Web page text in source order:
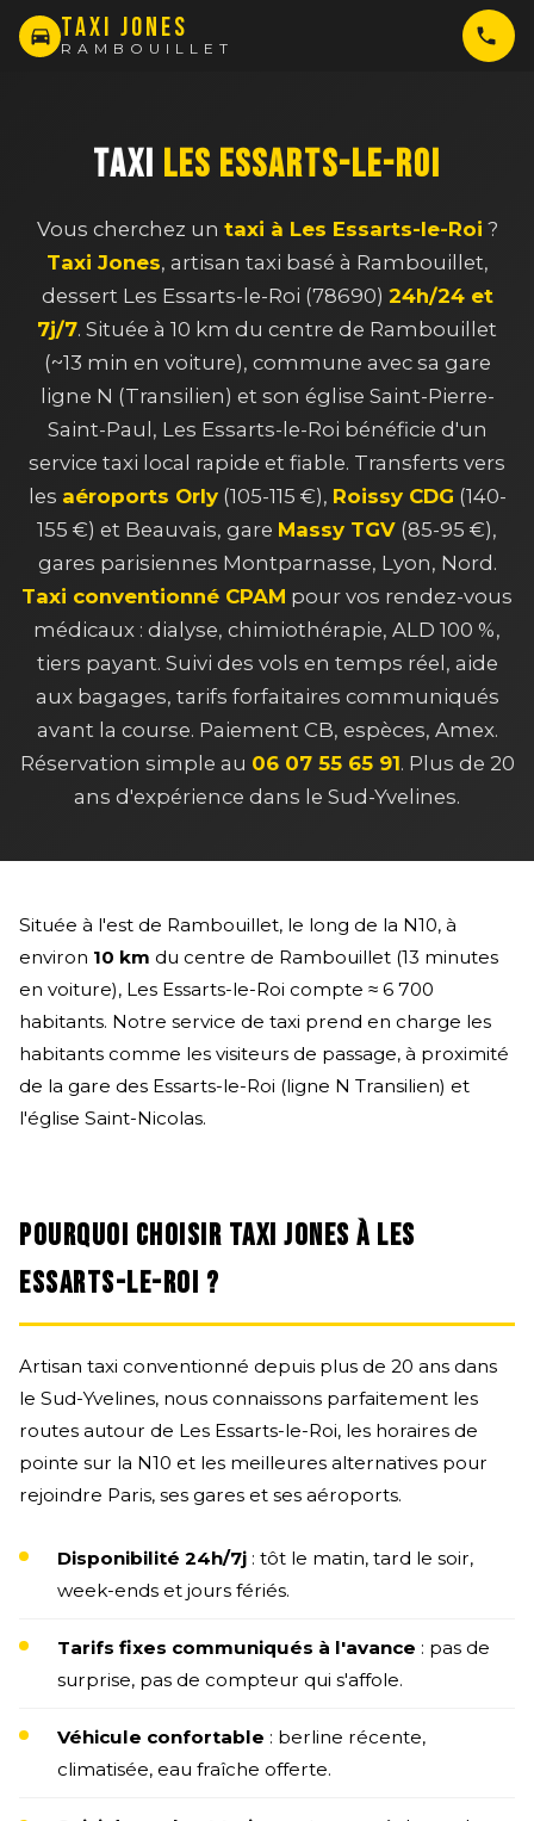
TAXI JONES
RAMBOUILLET
TAXI LES ESSARTS-LE-ROI
Vous cherchez un taxi à Les Essarts-le-Roi ?
Taxi Jones, artisan taxi basé à Rambouillet,
dessert Les Essarts-le-Roi (78690) 24h/24 et
7j/7. Située à 10 km du centre de Rambouillet
(~13 min en voiture), commune avec sa gare
ligne N (Transilien) et son église Saint-Pierre-
Saint-Paul, Les Essarts-le-Roi bénéficie d'un
service taxi local rapide et fiable. Transferts vers
les aéroports Orly(105-115 €), Roissy CDG (140-
155 €) et Beauvais, gare Massy TGV (85-95 €),
gares parisiennes Montparnasse, Lyon, Nord.
Taxi conventionné CPAM pour vos rendez-vous
médicaux : dialyse, chimiothérapie, ALD 100 %,
tiers payant. Suivi des vols en temps réel, aide
aux bagages, tarifs forfaitaires communiqués
avant la course. Paiement CB, espèces, Amex.
Réservation simple au 06 07 55 65 91. Plus de 20
ans d'expérience dans le Sud-Yvelines.
Située à l'est de Rambouillet, le long de la N10, à
environ 10 km du centre de Rambouillet (13 minutes
en voiture), Les Essarts-le-Roi compte ≈ 6 700
habitants. Notre service de taxi prend en charge les
habitants comme les visiteurs de passage, à proximité
de la gare des Essarts-le-Roi (ligne N Transilien) et
l'église Saint-Nicolas.
POURQUOI CHOISIR TAXI JONES À LES
ESSARTS-LE-ROI ?
Artisan taxi conventionné depuis plus de 20 ans dans
le Sud-Yvelines, nous connaissons parfaitement les
routes autour de Les Essarts-le-Roi, les horaires de
pointe sur la N10 et les meilleures alternatives pour
rejoindre Paris, ses gares et ses aéroports.
Disponibilité 24h/7j : tôt le matin, tard le soir,
week-ends et jours fériés.
Tarifs fixes communiqués à l'avance : pas de
surprise, pas de compteur qui s'affole.
Véhicule confortable : berline récente,
climatisée, eau fraîche offerte.